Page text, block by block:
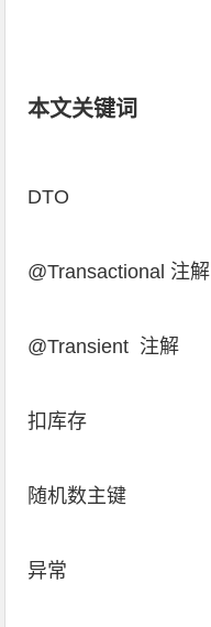
本文关键词
DTO
@Transactional 注解
@Transient 注解
扣库存
随机数主键
异常